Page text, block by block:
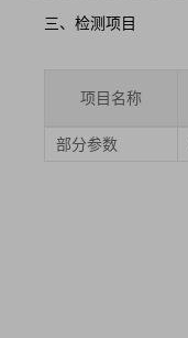
三、检测项目
项目名称
部分参数